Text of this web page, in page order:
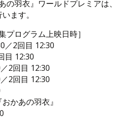
羽衣』ワールドプレミアは、
ます。
プログラム上映日時］
／2回目 12:30
目 12:30
2回目 12:30
2回目 12:30
かあの羽衣』